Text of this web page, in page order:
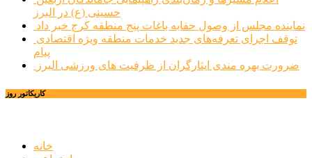
حسینی (ع) در البرز
نماینده مجلس از وصول حقابه باغات پنج منطقه کرج خبر داد
پیام
ضرورت بهره مندی ایثارگران از ظرفیت های ورزشی البرز
کاریکاتور روز
خانه